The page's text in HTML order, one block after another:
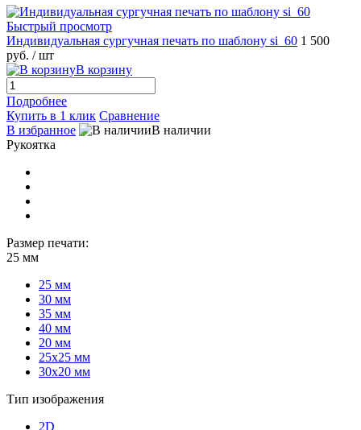
Быстрый просмотр
Индивидуальная сургучная печать по шаблону si_60 1 500
руб. / шт
В корзину
Подробнее
Купить в 1 клик Сравнение
В избранное
В наличии
Рукоятка
Размер печати:
25 мм
25 мм
30 мм
35 мм
40 мм
20 мм
25х25 мм
30х20 мм
Тип изображения
2D